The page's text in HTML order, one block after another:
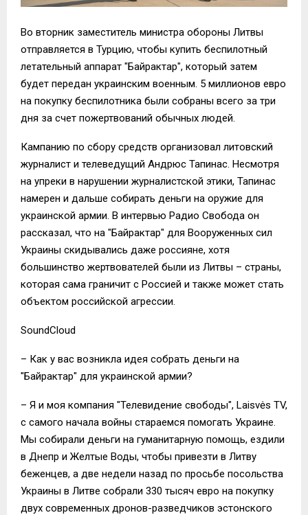
Во вторник заместитель министра обороны Литвы
отправляется в Турцию, чтобы купить беспилотный
летательный аппарат "Байрактар", который затем
будет передан украинским военным. 5 миллионов евро
на покупку беспилотника были собраны всего за три
дня за счет пожертвований обычных людей.
Кампанию по сбору средств организовал литовский
журналист и телеведущий Андрюс Тапинас. Несмотря
на упреки в нарушении журналистской этики, Тапинас
намерен и дальше собирать деньги на оружие для
украинской армии. В интервью Радио Свобода он
рассказал, что на "Байрактар" для Вооруженных сил
Украины скидывались даже россияне, хотя
большинство жертвователей были из Литвы – страны,
которая сама граничит с Россией и также может стать
объектом российской агрессии.
SoundCloud
– Как у вас возникла идея собрать деньги на
"Байрактар" для украинской армии?
– Я и моя компания "Телевидение свободы", Laisvės TV,
с самого начала войны стараемся помогать Украине.
Мы собирали деньги на гуманитарную помощь, ездили
в Днепр и Желтые Воды, чтобы привезти в Литву
беженцев, а две недели назад по просьбе посольства
Украины в Литве собрали 330 тысяч евро на покупку
двух современных дронов-разведчиков эстонского